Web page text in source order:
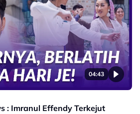
04:43
: Imranul Effendy Terkejut